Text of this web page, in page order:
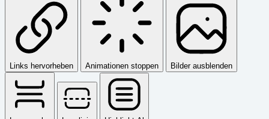
Links hervorheben Animationen stoppen Bilder ausblenden